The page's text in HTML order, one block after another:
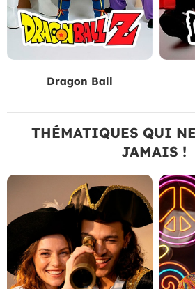
Dragon Ball
THÉMATIQUES QUI
JAMAIS !